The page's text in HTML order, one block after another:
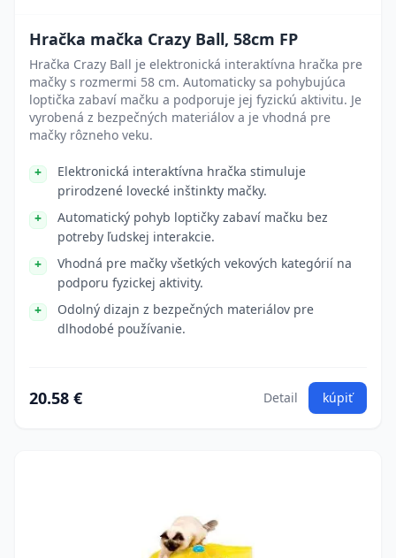
Hračka mačka Crazy Ball, 58cm FP
Hračka Crazy Ball je elektronická interaktívna hračka pre
mačky s rozmermi 58 cm. Automaticky sa pohybujúca
loptička zabaví mačku a podporuje jej fyzickú aktivitu. Je
vyrobená z bezpečných materiálov a je vhodná pre
mačky rôzneho veku.
Elektronická interaktívna hračka stimuluje
prirodzené lovecké inštinkty mačky.
Automatický pohyb loptičky zabaví mačku bez
potreby ľudskej interakcie.
Vhodná pre mačky všetkých vekových kategórií na
podporu fyzickej aktivity.
Odolný dizajn z bezpečných materiálov pre
dlhodobé používanie.
20.58 € Detail kúpiť